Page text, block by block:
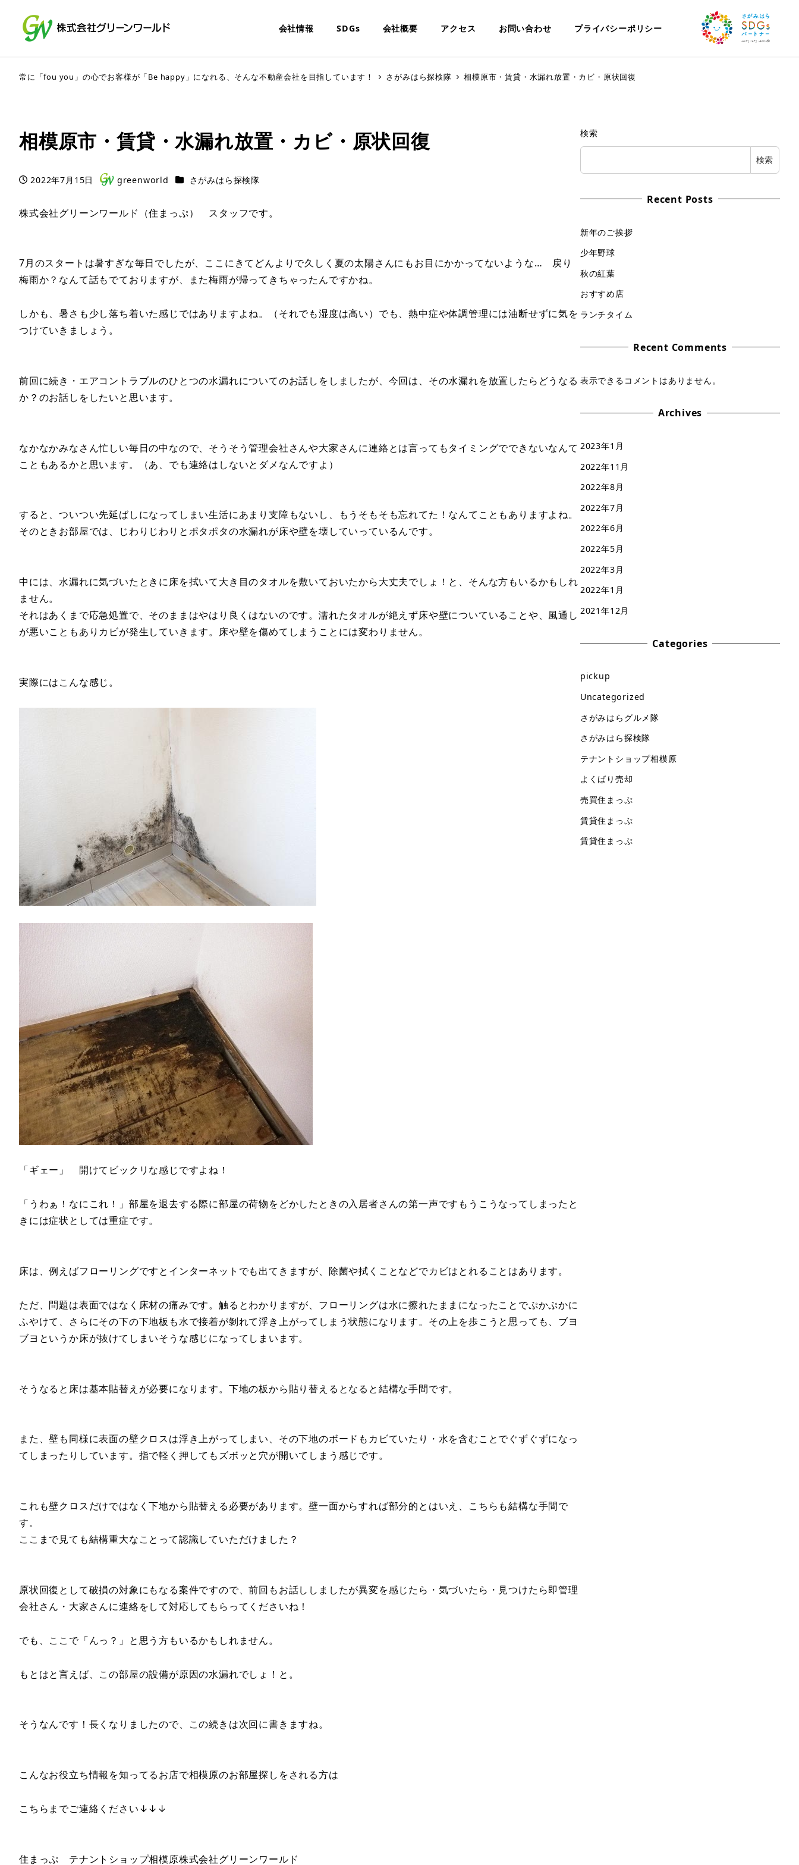
会社情報 SDGs 会社概要 アクセス お問い合わせ プライバシーポリシー
常に「fou you」の心でお客様が「Be happy」になれる、そんな不動産会社を目指しています！ さがみはら探検隊 相模原市・賃貸・水漏れ放置・カビ・原状回復
相模原市・賃貸・水漏れ放置・カビ・原状回復
投稿日
2022年7月15日
著
greenworld カテゴリー
さがみはら探検隊
株式会社グリーンワールド（住まっぷ） スタッフです。
7月のスタートは暑すぎな毎日でしたが、ここにきてどんよりで久しく夏の太陽さんにもお目にかかってないような… 戻り
梅雨か？なんて話もでておりますが、また梅雨が帰ってきちゃったんですかね。
しかも、暑さも少し落ち着いた感じではありますよね。（それでも湿度は高い）でも、熱中症や体調管理には油断せずに気を
つけていきましょう。
前回に続き・エアコントラブルのひとつの水漏れについてのお話しをしましたが、今回は、その水漏れを放置したらどうなる
か？のお話しをしたいと思います。
なかなかみなさん忙しい毎日の中なので、そうそう管理会社さんや大家さんに連絡とは言ってもタイミングでできないなんて
こともあるかと思います。（あ、でも連絡はしないとダメなんですよ）
すると、ついつい先延ばしになってしまい生活にあまり支障もないし、もうそもそも忘れてた！なんてこともありますよね。
そのときお部屋では、じわりじわりとポタポタの水漏れが床や壁を壊していっているんです。
中には、水漏れに気づいたときに床を拭いて大き目のタオルを敷いておいたから大丈夫でしょ！と、そんな方もいるかもしれ
ません。
それはあくまで応急処置で、そのままはやはり良くはないのです。濡れたタオルが絶えず床や壁についていることや、風通し
が悪いこともありカビが発生していきます。床や壁を傷めてしまうことには変わりません。
実際にはこんな感じ。
「ギェー」 開けてビックリな感じですよね！
「うわぁ！なにこれ！」部屋を退去する際に部屋の荷物をどかしたときの入居者さんの第一声ですもうこうなってしまったと
きには症状としては重症です。
床は、例えばフローリングですとインターネットでも出てきますが、除菌や拭くことなどでカビはとれることはあります。
ただ、問題は表面ではなく床材の痛みです。触るとわかりますが、フローリングは水に擦れたままになったことでぷかぷかに
ふやけて、さらにその下の下地板も水で接着が剝れて浮き上がってしまう状態になります。その上を歩こうと思っても、ブヨ
ブヨというか床が抜けてしまいそうな感じになってしまいます。
そうなると床は基本貼替えが必要になります。下地の板から貼り替えるとなると結構な手間です。
また、壁も同様に表面の壁クロスは浮き上がってしまい、その下地のボードもカビていたり・水を含むことでぐずぐずになっ
てしまったりしています。指で軽く押してもズボッと穴が開いてしまう感じです。
これも壁クロスだけではなく下地から貼替える必要があります。壁一面からすれば部分的とはいえ、こちらも結構な手間で
す。
ここまで見ても結構重大なことって認識していただけました？
原状回復として破損の対象にもなる案件ですので、前回もお話ししましたが異変を感じたら・気づいたら・見つけたら即管理
会社さん・大家さんに連絡をして対応してもらってくださいね！
でも、ここで「んっ？」と思う方もいるかもしれません。
もとはと言えば、この部屋の設備が原因の水漏れでしょ！と。
そうなんです！長くなりましたので、この続きは次回に書きますね。
こんなお役立ち情報を知ってるお店で相模原のお部屋探しをされる方は
こちらまでご連絡ください↓↓↓
住まっぷ テナントショップ相模原株式会社グリーンワールド
検索
検索
Recent Posts
新年のご挨拶
少年野球
秋の紅葉
おすすめ店
ランチタイム
Recent Comments
表示できるコメントはありません。
Archives
2023年1月
2022年11月
2022年8月
2022年7月
2022年6月
2022年5月
2022年3月
2022年1月
2021年12月
Categories
pickup
Uncategorized
さがみはらグルメ隊
さがみはら探検隊
テナントショップ相模原
よくばり売却
売買住まっぷ
賃貸住まっぷ
賃貸住まっぷ